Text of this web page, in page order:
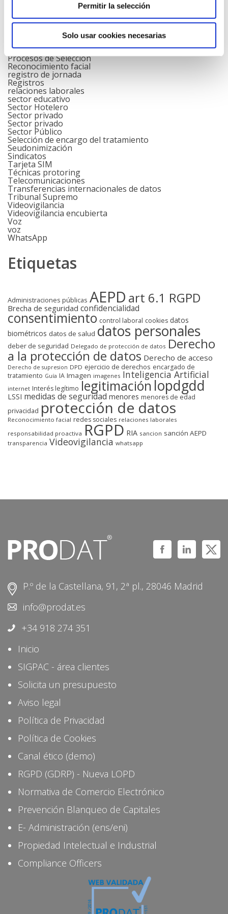
Permitir la selección
Solo usar cookies necesarias
Personas Fallecidas
Plataformas digitales
Prevalencia del derecho a la protección de datos
Prevención de riesgos laborales
Principio de exactitud
Principio de licitud
Procesos de Selección
Reconocimiento facial
registro de jornada
Registros
relaciones laborales
sector educativo
Sector Hotelero
Sector privado
Sector privado
Sector Público
Selección de encargo del tratamiento
Seudonimización
Sindicatos
Tarjeta SIM
Técnicas protoring
Telecomunicaciones
Transferencias internacionales de datos
Tribunal Supremo
Videovigilancia
Videovigilancia encubierta
Voz
voz
WhatsApp
Etiquetas
Administraciones públicas AEPD art 6.1 RGPD
Brecha de seguridad confidencialidad
consentimiento control laboral cookies datos
biométricos datos de salud datos personales
deber de seguridad Delegado de protección de datos Derecho
a la protección de datos Derecho de acceso
Derecho de supresion DPD ejercicio de derechos encargado de
tratamiento Guía IA Imagen imagenes Inteligencia Artificial
internet Interés legítimo legitimación lopdgdd
LSSI medidas de seguridad menores menores de edad
privacidad protección de datos
Reconocimiento facial redes sociales relaciones laborales
responsabilidad proactiva RGPD RIA sancion sanción AEPD
transparencia Videovigilancia whatsapp
P.º de la Castellana, 91, 2ª pl., 28046 Madrid
info@prodat.es
+34 918 274 351
Inicio
SIGPAC - área clientes
Solicita un presupuesto
Aviso legal
Política de Privacidad
Política de Cookies
Canal ético (demo)
RGPD (GDRP) - Nueva LOPD
Normativa de Comercio Electrónico
Prevención Blanqueo de Capitales
E- Administración (ens/eni)
Propiedad Intelectual e Industrial
Compliance Officers